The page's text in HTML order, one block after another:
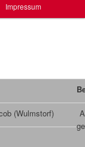
Impressum
(Wulmstorf)